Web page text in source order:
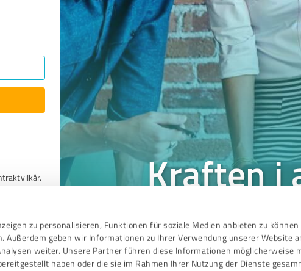
zu personalisieren, Funktionen für soziale Medien anbieten zu können
Außerdem geben wir Informationen zu Ihrer Verwendung unserer Website
weiter. Unsere Partner führen diese Informationen möglicherweise
haben oder die sie im Rahmen Ihrer Nutzung der Dienste
Kraften i
En undersøgelse
konverterer til
anmeldelse. Desuden